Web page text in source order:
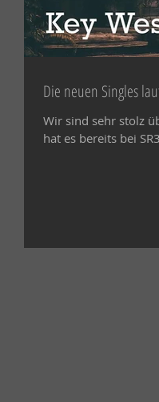
Die neuen Singles
Wir sind sehr stolz
hat es bereits bei